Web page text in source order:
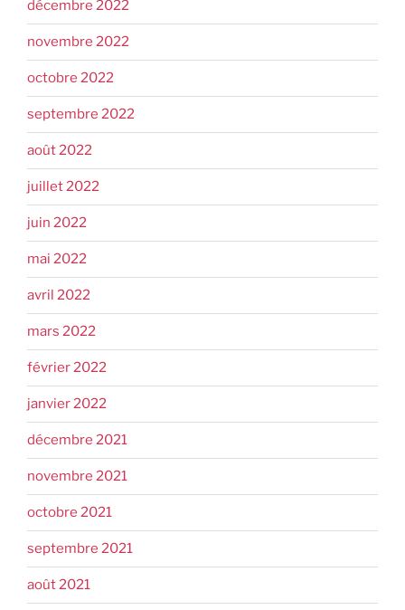
décembre 2022
novembre 2022
octobre 2022
septembre 2022
août 2022
juillet 2022
juin 2022
mai 2022
avril 2022
mars 2022
février 2022
janvier 2022
décembre 2021
novembre 2021
octobre 2021
septembre 2021
août 2021